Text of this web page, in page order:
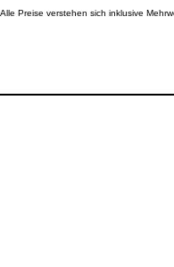
Alle Preise verstehen sich inklusive